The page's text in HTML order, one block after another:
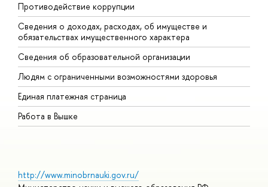
Противодействие коррупции
Сведения о доходах, расходах, об имуществе и
обязательствах имущественного характера
Сведения об образовательной организации
Людям с ограниченными возможностями здоровья
Единая платежная страница
Работа в Вышке
http://www.minobrnauki.gov.ru/